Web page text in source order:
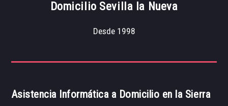
Domicilio Sevilla la Nueva
Desde 1998
Asistencia Informática a Domicilio en la Sierra